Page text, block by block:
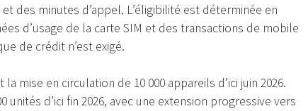
des minutes d’appel. L’éligibilité est déterminée en
d’usage de la carte SIM et des transactions de mobile
de crédit n’est exigé.
mise en circulation de 10 000 appareils d’ici juin 2026.
unités d’ici fin 2026, avec une extension progressive vers